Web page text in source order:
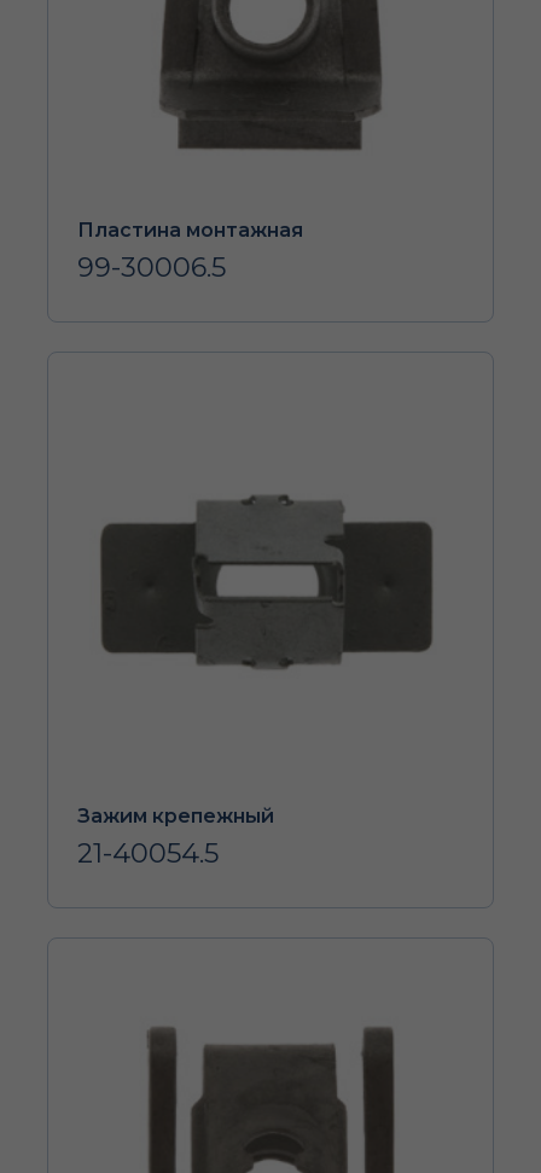
Пластина монтажная
99-30006.5
Зажим крепежный
21-40054.5